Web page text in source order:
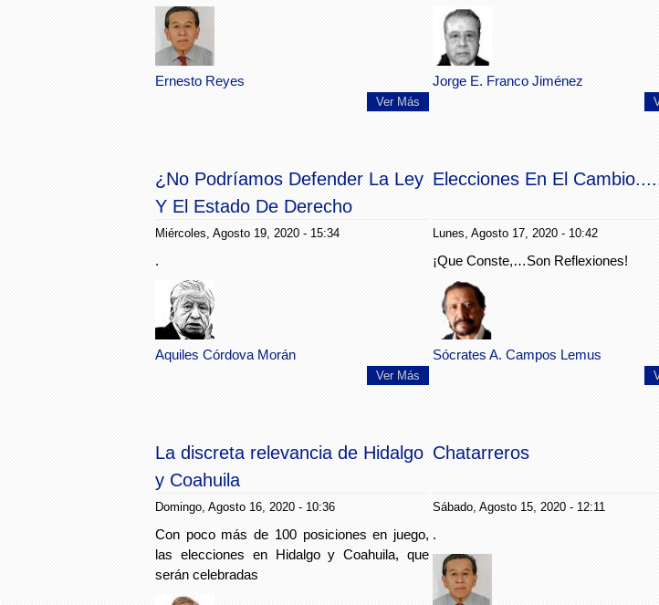
Ernesto Reyes
Ver Más
Jorge E. Franco Jiménez
¿No Podríamos Defender La Ley
Y El Estado De Derecho
Unificada Y Consecuentemente?
Miércoles, Agosto 19, 2020 - 15:34
.
Aquiles Córdova Morán
Ver Más
Elecciones En El
Lunes, Agosto 17, 2020 - 10:42
¡Que Conste,…Son Reflexiones!
Sócrates A. Campos Lemus
La discreta relevancia de Hidalgo
y Coahuila
Domingo, Agosto 16, 2020 - 10:36
Con poco más de 100 posiciones en juego,
las elecciones en Hidalgo y Coahuila, que
serán celebradas
Chatarreros
Sábado, Agosto 15, 2020 - 12:11
.